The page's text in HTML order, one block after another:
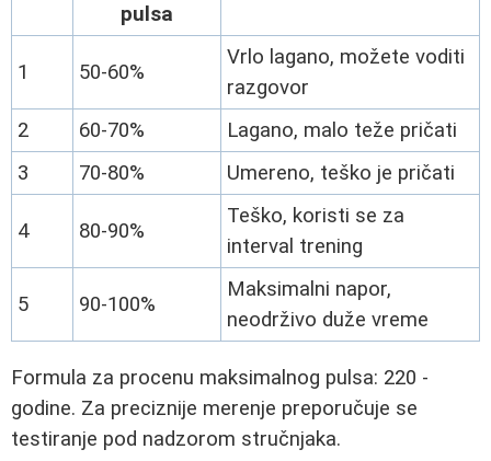
pulsa
1 50-60%
Vrlo lagano, možete voditi
razgovor
2
60-70%
Lagano, malo teže pričati
3
70-80% Umereno, teško je pričati
4 80-90%
Teško, koristi se za
interval trening
5 90-100%
Maksimalni napor,
neodrživo duže vreme
Formula za procenu maksimalnog pulsa: 220 -
godine. Za preciznije merenje preporučuje se
testiranje pod nadzorom stručnjaka.